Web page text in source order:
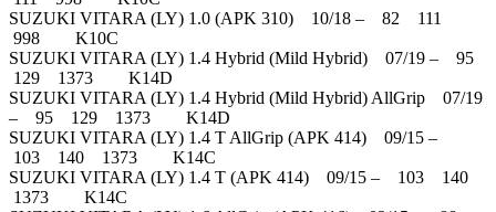
SUZUKI VITARA (LY) 1.0 (APK 310) 10/18 – 82 111
998 K10C
SUZUKI VITARA (LY) 1.4 Hybrid (Mild Hybrid) 07/19 – 95
129 1373 K14D
SUZUKI VITARA (LY) 1.4 Hybrid (Mild Hybrid) AllGrip 07/19
– 95 129 1373 K14D
SUZUKI VITARA (LY) 1.4 T AllGrip (APK 414) 09/15 –
103 140 1373 K14C
SUZUKI VITARA (LY) 1.4 T (APK 414) 09/15 – 103 140
1373 K14C